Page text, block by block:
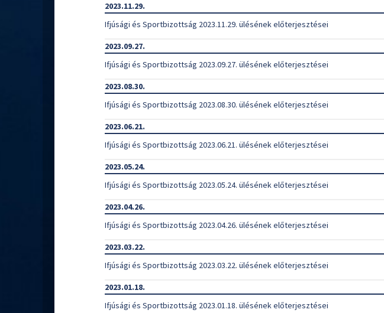
2023.11.29.
Ifjúsági és Sportbizottság 2023.11.29. ülésének előterjesztései
2023.09.27.
Ifjúsági és Sportbizottság 2023.09.27. ülésének előterjesztései
2023.08.30.
Ifjúsági és Sportbizottság 2023.08.30. ülésének előterjesztései
2023.06.21.
Ifjúsági és Sportbizottság 2023.06.21. ülésének előterjesztései
2023.05.24.
Ifjúsági és Sportbizottság 2023.05.24. ülésének előterjesztései
2023.04.26.
Ifjúsági és Sportbizottság 2023.04.26. ülésének előterjesztései
2023.03.22.
Ifjúsági és Sportbizottság 2023.03.22. ülésének előterjesztései
2023.01.18.
Ifjúsági és Sportbizottság 2023.01.18. ülésének előterjesztései